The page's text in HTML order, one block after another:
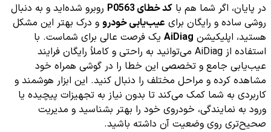
در پایان، اگر شما هم با کد خطای P0563
روبرو شده‌اید و به دنبال
روشی ساده و رایگان برای عیب‌یابی خودرو و درک بهتر این مشکل
هستید، اپلیکیشن AiDiag یک فرصت عالی برای شماست. با
استفاده از AiDiag می‌توانید به راحتی و کاملاً رایگان فرایند
عیب‌یابی جامع و تخصصی این خطا را در گوشی همراه خود
مشاهده کرده و مراحل مختلف را دنبال کنید. این ابزار هوشمند و
کاربردی به شما کمک می‌کند تا بدون نیاز به تجهیزات پیچیده یا
ورود به نمایندگی، خودروی خود را بهتر بشناسید و مدیریت
صحیح‌تری روی وضعیت آن داشته باشید.